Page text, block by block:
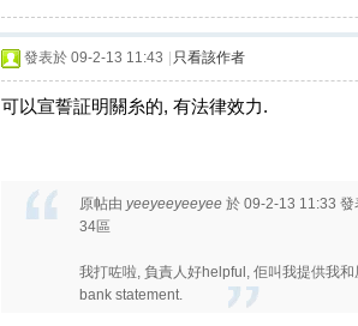
發表於 09-2-13 11:43 只看該作者
可以宣誓証明關糸的, 有法律效力.
原帖由 yeeyeeyeeyee 於 09-2-13 11:33 發
34區
我打咗啦, 負責人好helpful, 佢叫我提供我
bank statement.